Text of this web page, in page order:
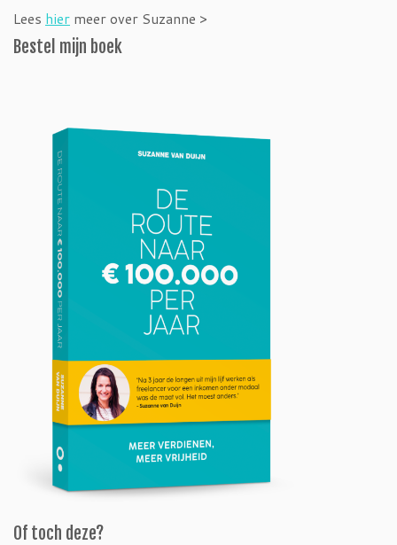
Lees hier meer over Suzanne >
Bestel mijn boek
Of toch deze?